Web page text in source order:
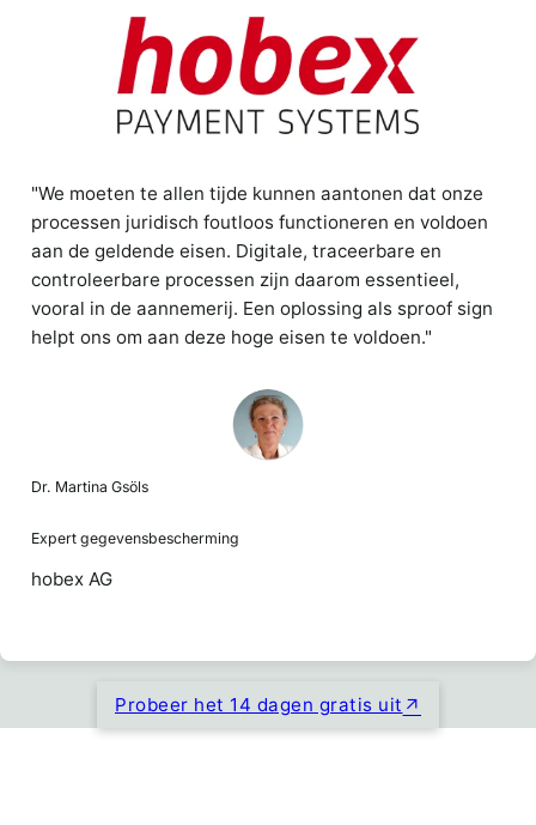
"We moeten te allen tijde kunnen aantonen dat onze
processen juridisch foutloos functioneren en voldoen
aan de geldende eisen. Digitale, traceerbare en
controleerbare processen zijn daarom essentieel,
vooral in de aannemerij. Een oplossing als sproof sign
helpt ons om aan deze hoge eisen te voldoen."
Dr. Martina Gsöls
Expert gegevensbescherming
hobex AG
Probeer het 14 dagen gratis uit